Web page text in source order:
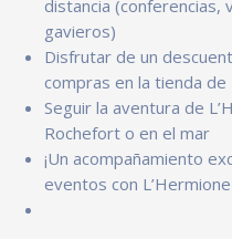
distancia
gavieros)
Disfrutar de un
compras en la tienda de
Seguir la aventura de
Rochefort o en el mar
¡Un acompañamiento
eventos con